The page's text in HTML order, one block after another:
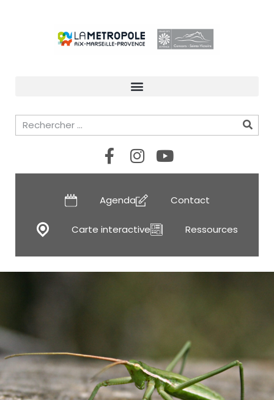
Agenda Contact
Carte interactive Ressources